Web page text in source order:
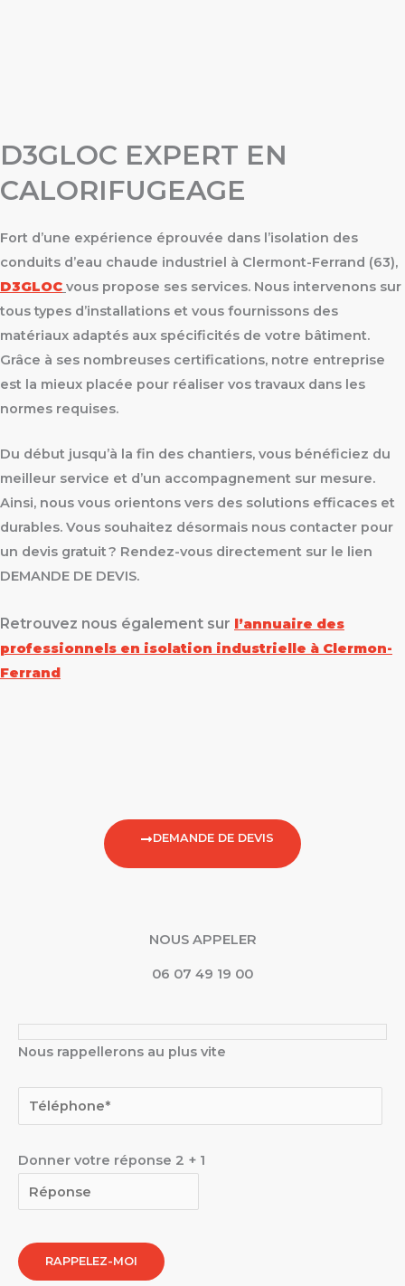
D3GLOC EXPERT EN
CALORIFUGEAGE
Fort d’une expérience éprouvée dans l’isolation des
conduits d’eau chaude industriel à Clermont-Ferrand (63),
D3GLOC vous propose ses services. Nous intervenons sur
tous types d’installations et vous fournissons des
matériaux adaptés aux spécificités de votre bâtiment.
Grâce à ses nombreuses certifications, notre entreprise
est la mieux placée pour réaliser vos travaux dans les
normes requises.
Du début jusqu’à la fin des chantiers, vous bénéficiez du
meilleur service et d’un accompagnement sur mesure.
Ainsi, nous vous orientons vers des solutions efficaces et
durables. Vous souhaitez désormais nous contacter pour
un devis gratuit ? Rendez-vous directement sur le lien
DEMANDE DE DEVIS.
Retrouvez nous également sur l’annuaire des
professionnels en isolation industrielle à Clermon-
Ferrand
DEMANDE DE DEVIS
NOUS APPELER
06 07 49 19 00
Nous rappellerons au plus vite
Donner votre réponse 2 + 1